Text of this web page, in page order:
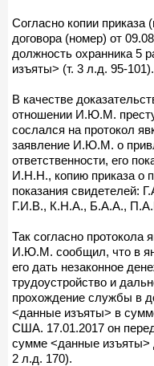
Согласно копии приказа
договора (номер) от
должность охранника 5
изъяты> (т. 3 л.д. 95-101).
В качестве
отношении И.Ю.М.
сослался на протокол
заявление И.Ю.М. о
ответственности, его
И.Н.Н., копию приказа о
показания
Г.И.В., К.Н.А., Б.А.А.,
Так согласно протокола
И.Ю.М. сообщил, что в
его дать незаконное
трудоустройство и
прохождение службы в
<данные изъяты> в
США. 17.01.2017 он
сумме <данные изъяты>
2 л.д. 170).